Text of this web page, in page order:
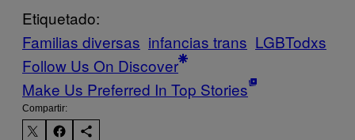
Etiquetado:
Familias diversas infancias trans LGBTodxs
Follow Us On Discover
Make Us Preferred In Top Stories
Compartir: